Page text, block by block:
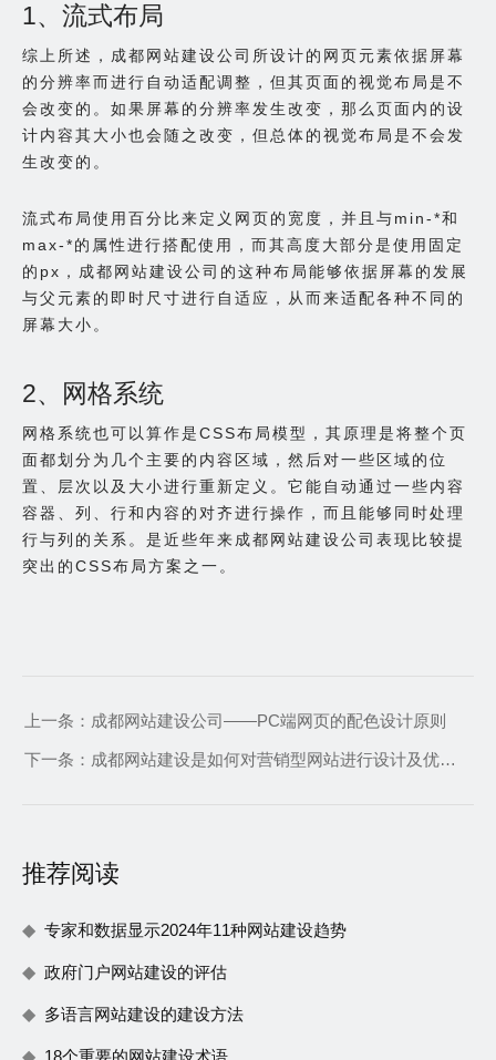
1、流式布局
综上所述，成都网站建设公司所设计的网页元素依据屏幕
的分辨率而进行自动适配调整，但其页面的视觉布局是不
会改变的。如果屏幕的分辨率发生改变，那么页面内的设
计内容其大小也会随之改变，但总体的视觉布局是不会发
生改变的。
流式布局使用百分比来定义网页的宽度，并且与min-*和
max-*的属性进行搭配使用，而其高度大部分是使用固定
的px，成都网站建设公司的这种布局能够依据屏幕的发展
与父元素的即时尺寸进行自适应，从而来适配各种不同的
屏幕大小。
2、网格系统
网格系统也可以算作是CSS布局模型，其原理是将整个页
面都划分为几个主要的内容区域，然后对一些区域的位
置、层次以及大小进行重新定义。它能自动通过一些内容
容器、列、行和内容的对齐进行操作，而且能够同时处理
行与列的关系。是近些年来成都网站建设公司表现比较提
突出的CSS布局方案之一。
上一条： 成都网站建设公司——PC端网页的配色设计原则
下一条： 成都网站建设是如何对营销型网站进行设计及优化的
推荐阅读
专家和数据显示2024年11种网站建设趋势
政府门户网站建设的评估
多语言网站建设的建设方法
18个重要的网站建设术语